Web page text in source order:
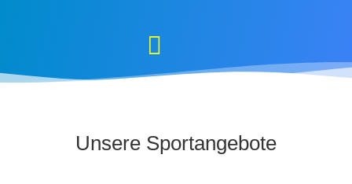
Unsere Sportangebote